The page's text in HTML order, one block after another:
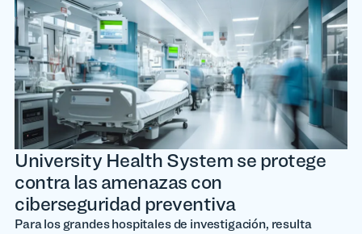
University Health System se protege
contra las amenazas con
ciberseguridad preventiva
Para los grandes hospitales de investigación, resulta